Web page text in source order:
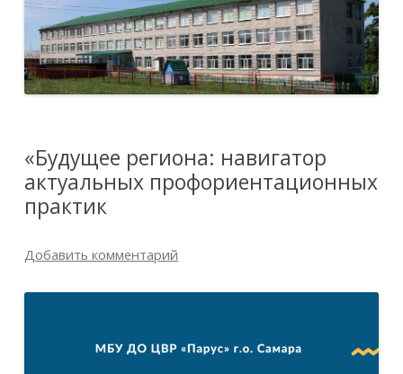
«Будущее региона: навигатор
актуальных профориентационных
практик
Добавить комментарий